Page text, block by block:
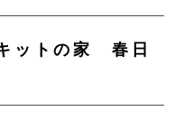
ットの家 春日